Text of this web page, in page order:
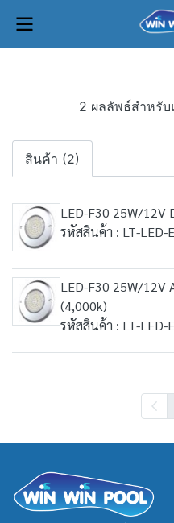
2 ผลลัพธ์สำหรับ
สินค้า (2)
LED-F30 25W/12V
รหัสสินค้า : LT-LED-
LED-F30 25W/12V
(4,000k)
รหัสสินค้า : LT-LED-